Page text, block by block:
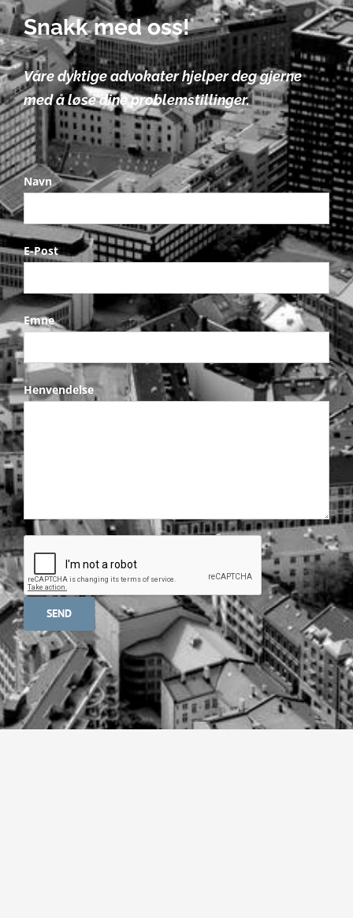
Snakk med oss!
Våre dyktige advokater hjelper deg gjerne
med å løse dine problemstillinger.
Navn
E-Post
Emne
Henvendelse